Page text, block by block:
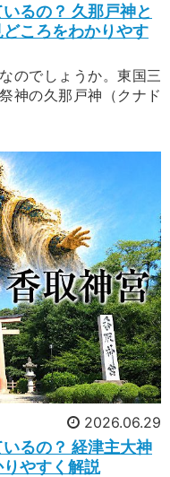
るの？ 久那戸神と
ころをわかりやす
のでしょうか。東国三
神の久那戸神（クナド
2026.06.29
るの？ 経津主大神
やすく解説